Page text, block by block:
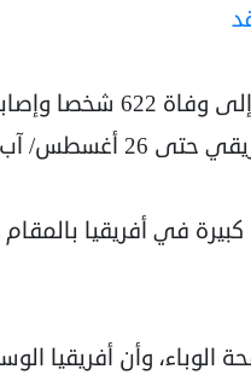
في أفريقيا بالمقام
الوباء، وأن أفريقيا